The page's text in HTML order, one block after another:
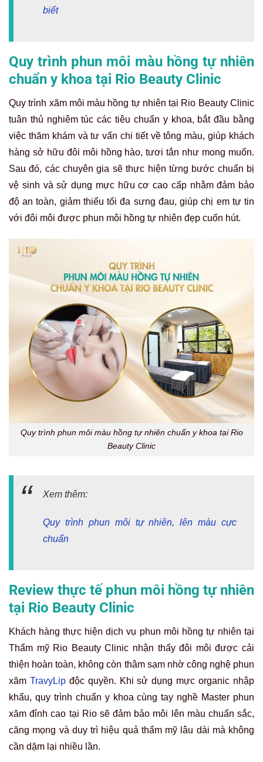
biết
Quy trình phun môi màu hồng tự nhiên
chuẩn y khoa tại Rio Beauty Clinic
Quy trình xăm môi màu hồng tự nhiên tại Rio Beauty Clinic
tuân thủ nghiêm túc các tiêu chuẩn y khoa, bắt đầu bằng
việc thăm khám và tư vấn chi tiết về tông màu, giúp khách
hàng sở hữu đôi môi hồng hào, tươi tắn như mong muốn.
Sau đó, các chuyên gia sẽ thực hiện từng bước chuẩn bị
vệ sinh và sử dụng mực hữu cơ cao cấp nhằm đảm bảo
độ an toàn, giảm thiểu tối đa sưng đau, giúp chị em tự tin
với đôi môi được phun môi hồng tự nhiên đẹp cuốn hút.
Quy trình phun môi màu hồng tự nhiên chuẩn y khoa tại Rio
Beauty Clinic
Xem thêm:
Quy trình phun môi tự nhiên, lên màu cực
chuẩn
Review thực tế phun môi hồng tự nhiên
tại Rio Beauty Clinic
Khách hàng thực hiện dịch vụ phun môi hồng tự nhiên tại
Thẩm mỹ Rio Beauty Clinic nhận thấy đôi môi được cải
thiện hoàn toàn, không còn thâm sạm nhờ công nghệ phun
xăm TravyLipđộc quyền. Khi sử dụng mực organic nhập
khẩu, quy trình chuẩn y khoa cùng tay nghề Master phun
xăm đỉnh cao tại Rio sẽ đảm bảo môi lên màu chuẩn sắc,
căng mọng và duy trì hiệu quả thẩm mỹ lâu dài mà không
cần dặm lại nhiều lần.